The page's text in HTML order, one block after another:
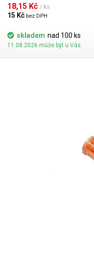
vybavena zámkovým
uchycení k dávkovacímu
18,15 Kč / ks
15 Kč bez DPH
skladem nad 100 ks
11.08.2026 může být u Vás